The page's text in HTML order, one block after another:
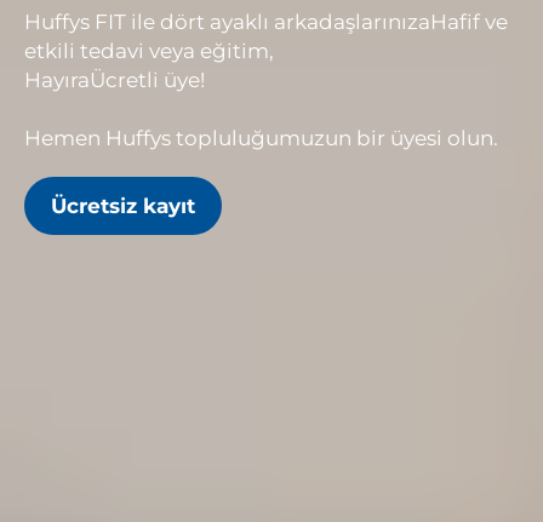
Huffys FIT ile dört ayaklı arkadaşlarınızaHafif ve
etkili tedavi veya eğitim,
HayıraÜcretli üye!
Hemen Huffys topluluğumuzun bir üyesi olun.
Ücretsiz kayıt